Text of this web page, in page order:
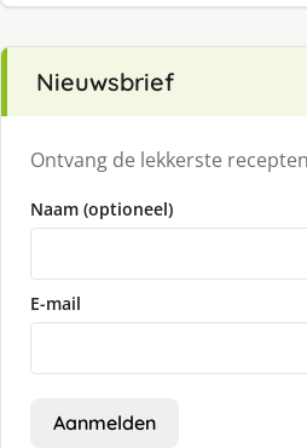
Nieuwsbrief
Ontvang de lekkerste
Naam (optioneel)
E-mail
Aanmelden